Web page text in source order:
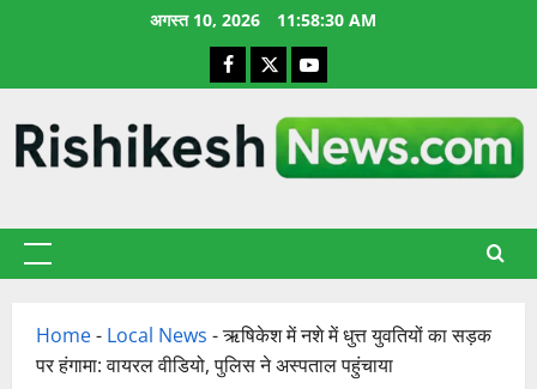
अगस्त 10, 2026 11:58:31 AM
Facebook
X YouTube
प्राथमिक
Home- Local News -ऋषिकेश में नशे में धुत्त युवतियों का सड़क
पर हंगामा: वायरल वीडियो, पुलिस ने अस्पताल पहुंचाया